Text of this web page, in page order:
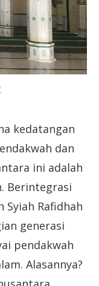
kedatangan
dan
ini adalah
Berintegrasi
Syiah Rafidhah
generasi
pendakwah
Alasannya?